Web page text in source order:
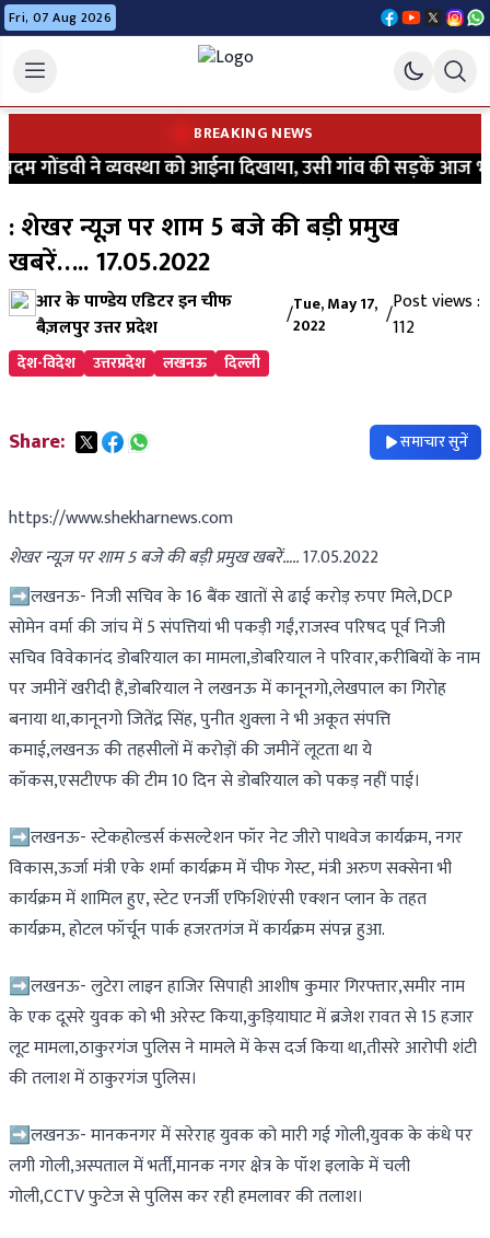
Fri, 07 Aug 2026
BREAKING NEWS
ने व्यवस्था को आईना दिखाया, उसी गांव की सड़कें आज भी
: शेखर न्यूज़ पर शाम 5 बजे की बड़ी प्रमुख
खबरें….. 17.05.2022
आर के पाण्डेय एडिटर इन चीफ
बैज़लपुर उत्तर प्रदेश
/Tue, May 17,
2022
/Post views :
112
देश-विदेश उत्तरप्रदेश लखनऊ दिल्ली
Share: समाचार सुनें
https://www.shekharnews.com
शेखर न्यूज़ पर शाम 5 बजे की बड़ी प्रमुख खबरें…..17.05.2022
➡लखनऊ- निजी सचिव के 16 बैंक खातों से ढाई करोड़ रुपए मिले,DCP
सोमेन वर्मा की जांच में 5 संपत्तियां भी पकड़ी गईं,राजस्व परिषद पूर्व निजी
सचिव विवेकानंद डोबरियाल का मामला,डोबरियाल ने परिवार,करीबियों के नाम
पर जमीनें खरीदी हैं,डोबरियाल ने लखनऊ में कानूनगो,लेखपाल का गिरोह
बनाया था,कानूनगो जितेंद्र सिंह, पुनीत शुक्ला ने भी अकूत संपत्ति
कमाई,लखनऊ की तहसीलों में करोड़ों की जमीनें लूटता था ये
कॉकस,एसटीएफ की टीम 10 दिन से डोबरियाल को पकड़ नहीं पाई।
➡लखनऊ- स्टेकहोल्डर्स कंसल्टेशन फॉर नेट जीरो पाथवेज कार्यक्रम, नगर
विकास,ऊर्जा मंत्री एके शर्मा कार्यक्रम में चीफ गेस्ट, मंत्री अरुण सक्सेना भी
कार्यक्रम में शामिल हुए, स्टेट एनर्जी एफिशिएंसी एक्शन प्लान के तहत
कार्यक्रम, होटल फॉर्चून पार्क हजरतगंज में कार्यक्रम संपन्न हुआ.
➡लखनऊ- लुटेरा लाइन हाजिर सिपाही आशीष कुमार गिरफ्तार,समीर नाम
के एक दूसरे युवक को भी अरेस्ट किया,कुड़ियाघाट में ब्रजेश रावत से 15 हजार
लूट मामला,ठाकुरगंज पुलिस ने मामले में केस दर्ज किया था,तीसरे आरोपी शंटी
की तलाश में ठाकुरगंज पुलिस।
➡लखनऊ- मानकनगर में सरेराह युवक को मारी गई गोली,युवक के कंधे पर
लगी गोली,अस्पताल में भर्ती,मानक नगर क्षेत्र के पॉश इलाके में चली
गोली,CCTV फुटेज से पुलिस कर रही हमलावर की तलाश।